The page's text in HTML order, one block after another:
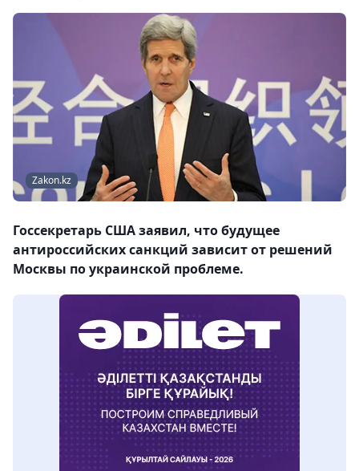
Zakon.kz
Госсекретарь США заявил, что будущее
антироссийских санкций зависит от решений
Москвы по украинской проблеме.